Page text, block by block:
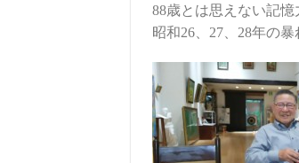
88歳とは思えない記憶
昭和26、27、28年の